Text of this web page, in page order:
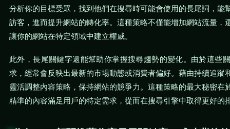
分析你的目標受眾，找到他們在搜尋時可能會使用的長尾詞，能
訪客，進而提升網站的轉化率。這種策略不僅能增加網站流量，
讓你的網站在特定領域中建立權威。
此外，長尾關鍵字還能幫助你掌握搜尋趨勢的變化。由於這些
求，經常會反映出最新的市場動態或消費者偏好。藉由持續追蹤
靈活調整內容策略，保持網站的競爭力。這種策略的最大秘密在
精準的內容滿足用戶的特定需求，從而在搜尋引擎中取得更好的